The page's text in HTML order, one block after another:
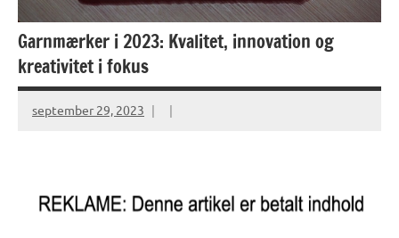
Garnmærker i 2023: Kvalitet, innovation og
kreativitet i fokus
september 29, 2023